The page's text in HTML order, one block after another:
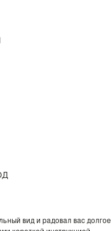
вид и радовал вас долгое